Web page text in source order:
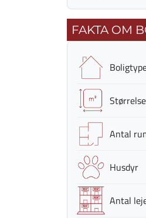
FAKTA OM
Størrelse
Antal
Husdyr
Antal